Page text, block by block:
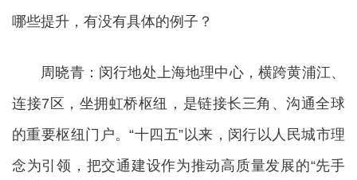
哪些提升，有没有具体的例子？
周晓青：闵行地处上海地理中心，横跨黄浦江、
连接7区，坐拥虹桥枢纽，是链接长三角、沟通全球
的重要枢纽门户。“十四五”以来，闵行以人民城市理
念为引领，把交通建设作为推动高质量发展的“先手